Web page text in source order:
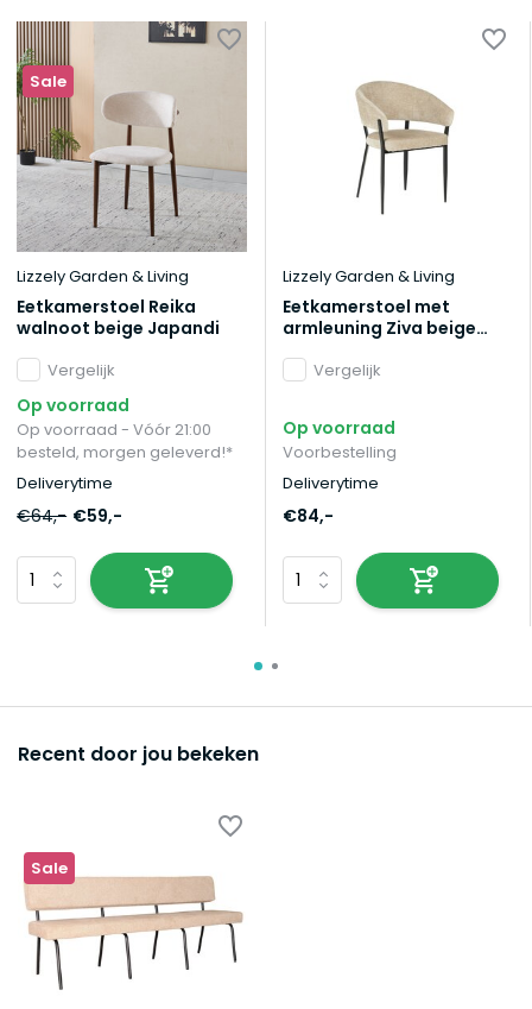
Sale
Lizzely Garden & Living
Eetkamerstoel Reika
walnoot beige Japandi
Vergelijk
Op voorraad
Op voorraad - Vóór 21:00
besteld, morgen geleverd!*
Deliverytime
€64,- €59,-
Lizzely Garden & Living
Eetkamerstoel met
armleuning Ziva beige
Vergelijk
Op voorraad
Voorbestelling
Deliverytime
€84,-
Recent door jou bekeken
Sale